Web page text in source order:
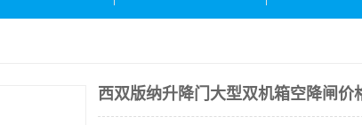
西双版纳升降门大型双机箱空降闸价